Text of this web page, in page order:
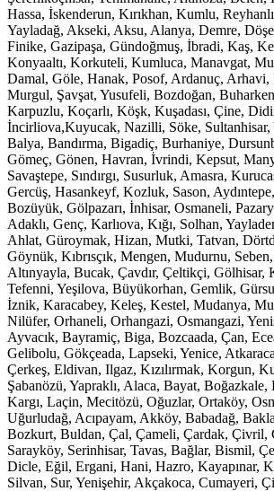
Hassa, İskenderun, Kırıkhan, Kumlu,
Yayladağ, Akseki, Aksu, Alanya, Demre,
Finike, Gazipaşa, Gündoğmuş, İbradi, Kaş,
Konyaaltı, Korkuteli, Kumluca, Manavgat,
Damal, Göle, Hanak, Posof, Ardanuç, Arhavi,
Murgul, Şavşat, Yusufeli, Bozdoğan,
Karpuzlu, Koçarlı, Köşk, Kuşadası, Çine,
İncirliova,Kuyucak, Nazilli, Söke, Sultanhisar,
Balya, Bandırma, Bigadiç, Burhaniye,
Gömeç, Gönen, Havran, İvrindi, Kepsut,
Savaştepe, Sındırgı, Susurluk, Amasra,
Gercüş, Hasankeyf, Kozluk, Sason,
Bozüyük, Gölpazarı, İnhisar, Osmaneli,
Adaklı, Genç, Karlıova, Kığı, Solhan,
Ahlat, Güroymak, Hizan, Mutki, Tatvan,
Göynük, Kıbrısçık, Mengen, Mudurnu,
Altınyayla, Bucak, Çavdır, Çeltikçi, Gölhisar,
Tefenni, Yeşilova, Büyükorhan, Gemlik,
İznik, Karacabey, Keleş, Kestel, Mudanya,
Nilüfer, Orhaneli, Orhangazi, Osmangazi,
Ayvacık, Bayramiç, Biga, Bozcaada, Çan,
Gelibolu, Gökçeada, Lapseki, Yenice,
Çerkeş, Eldivan, Ilgaz, Kızılırmak, Korgun,
Şabanözü, Yapraklı, Alaca, Bayat,
Kargı, Laçin, Mecitözü, Oğuzlar, Ortaköy,
Uğurludağ, Acıpayam, Akköy, Babadağ,
Bozkurt, Buldan, Çal, Çameli, Çardak, Çivril,
Sarayköy, Serinhisar, Tavas, Bağlar, Bismil,
Dicle, Eğil, Ergani, Hani, Hazro, Kayapınar,
Silvan, Sur, Yenişehir, Akçakoca, Cumayeri,